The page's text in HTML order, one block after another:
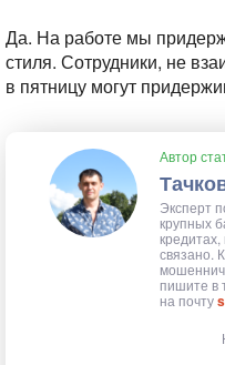
Да. На работе мы
стиля. Сотрудники, не
в пятницу могут
Автор
Эксперт
крупных
связано.
пишите в
на почту